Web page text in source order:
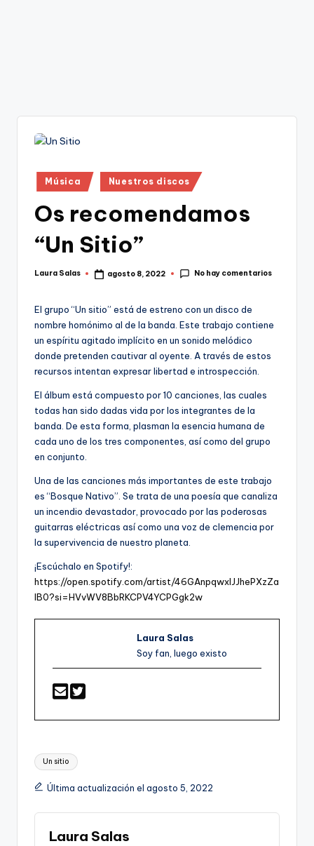
Publicado
en
Música Nuestros discos
Os recomendamos
“Un Sitio”
Publicado
Laura Salas agosto 8, 2022 No hay comentarios
El grupo “Un sitio” está de estreno con un disco de
nombre homónimo al de la banda. Este trabajo contiene
un espíritu agitado implícito en un sonido melódico
donde pretenden cautivar al oyente. A través de estos
recursos intentan expresar libertad e introspección.
El álbum está compuesto por 10 canciones, las cuales
todas han sido dadas vida por los integrantes de la
banda. De esta forma, plasman la esencia humana de
cada uno de los tres componentes, así como del grupo
en conjunto.
Una de las canciones más importantes de este trabajo
es “Bosque Nativo”. Se trata de una poesía que canaliza
un incendio devastador, provocado por las poderosas
guitarras eléctricas así como una voz de clemencia por
la supervivencia de nuestro planeta.
¡Escúchalo en Spotify!:
https://open.spotify.com/artist/46GAnpqwxIJJhePXzZa
lB0?si=HVvWV8BbRKCPV4YCPGgk2w
Laura Salas
Soy fan, luego existo
Etiquetas:
Un sitio
Última actualización el agosto 5, 2022
Laura Salas